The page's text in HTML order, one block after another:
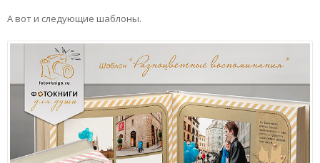
А вот и следующие шаблоны.